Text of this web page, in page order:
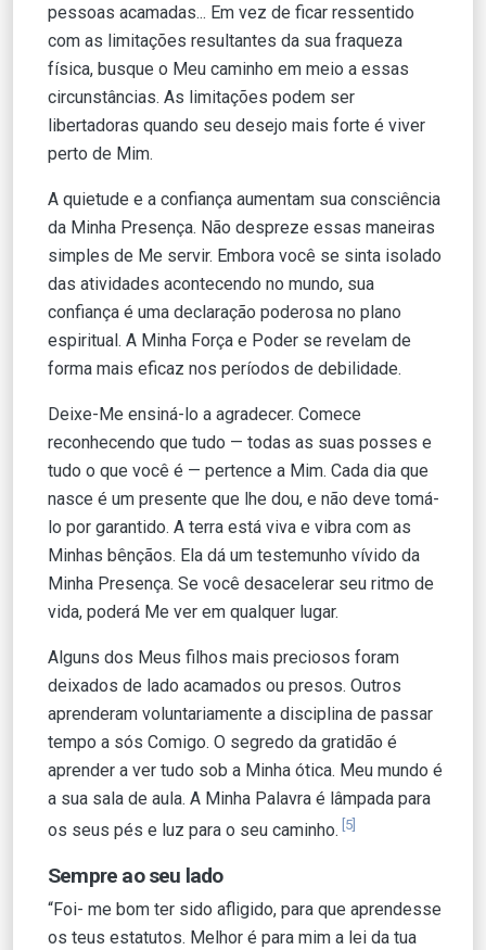
pessoas acamadas... Em vez de ficar ressentido
com as limitações resultantes da sua fraqueza
física, busque o Meu caminho em meio a essas
circunstâncias. As limitações podem ser
libertadoras quando seu desejo mais forte é viver
perto de Mim.
A quietude e a confiança aumentam sua consciência
da Minha Presença. Não despreze essas maneiras
simples de Me servir. Embora você se sinta isolado
das atividades acontecendo no mundo, sua
confiança é uma declaração poderosa no plano
espiritual. A Minha Força e Poder se revelam de
forma mais eficaz nos períodos de debilidade.
Deixe-Me ensiná-lo a agradecer. Comece
reconhecendo que tudo — todas as suas posses e
tudo o que você é — pertence a Mim. Cada dia que
nasce é um presente que lhe dou, e não deve tomá-
lo por garantido. A terra está viva e vibra com as
Minhas bênçãos. Ela dá um testemunho vívido da
Minha Presença. Se você desacelerar seu ritmo de
vida, poderá Me ver em qualquer lugar.
Alguns dos Meus filhos mais preciosos foram
deixados de lado acamados ou presos. Outros
aprenderam voluntariamente a disciplina de passar
tempo a sós Comigo. O segredo da gratidão é
aprender a ver tudo sob a Minha ótica. Meu mundo é
a sua sala de aula. A Minha Palavra é lâmpada para
os seus pés e luz para o seu caminho. [5]
Sempre ao seu lado
“Foi- me bom ter sido afligido, para que aprendesse
os teus estatutos. Melhor é para mim a lei da tua